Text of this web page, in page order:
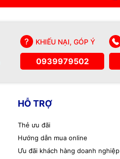
KHIẾU NẠI, GÓP Ý
0939979502
HỖ TRỢ
Thẻ ưu đãi
Hướng dẫn mua online
Ưu đãi khách hàng doanh nghiệp